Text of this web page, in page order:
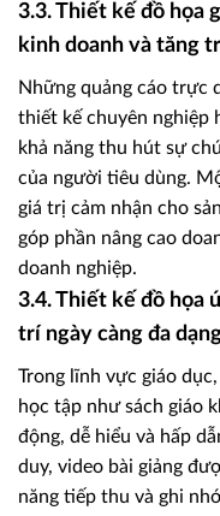
3.3. Thiết kế đồ họa
kinh doanh và tăng
Những quảng cáo trực
thiết kế chuyên nghiệp
khả năng thu hút sự
của người tiêu dùng.
giá trị cảm nhận cho
góp phần nâng cao
doanh nghiệp.
3.4. Thiết kế đồ họa
trí ngày càng đa
Trong lĩnh vực giáo
học tập như sách giáo
động, dễ hiểu và hấp
duy, video bài giảng
năng tiếp thu và ghi